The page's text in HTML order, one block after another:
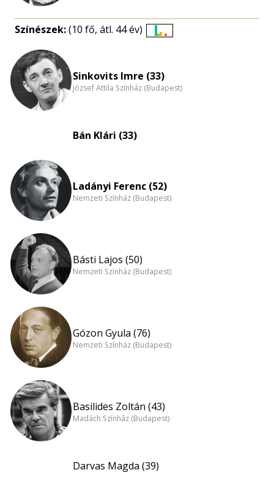
Színészek:(10 fő, átl. 44 év)
nagyítása
Sinkovits Imre (33)
József Attila Színház (Budapest)
Bán Klári (33)
Ladányi Ferenc (52)
Nemzeti Színház (Budapest)
Básti Lajos (50)
Nemzeti Színház (Budapest)
Gózon Gyula (76)
Nemzeti Színház (Budapest)
Basilides Zoltán (43)
Madách Színház (Budapest)
Darvas Magda (39)